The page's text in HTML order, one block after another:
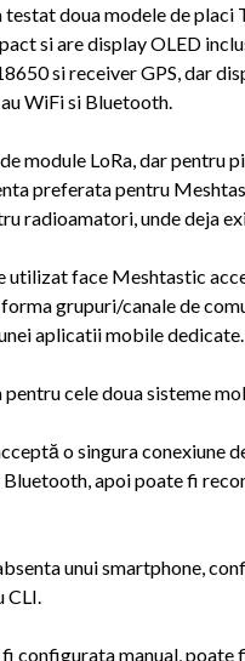
testat doua modele de
si are display OLED
si receiver GPS, dar
WiFi si Bluetooth.
module LoRa, dar pentru
preferata pentru
radioamatori, unde deja
utilizat face Meshtastic
grupuri/canale de
aplicatii mobile dedicate.
cele doua sisteme
o singura conexiune
apoi poate fi
unui smartphone,
CLI.
configurata manual,